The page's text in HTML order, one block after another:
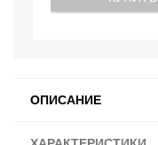
ОПИСАНИЕ